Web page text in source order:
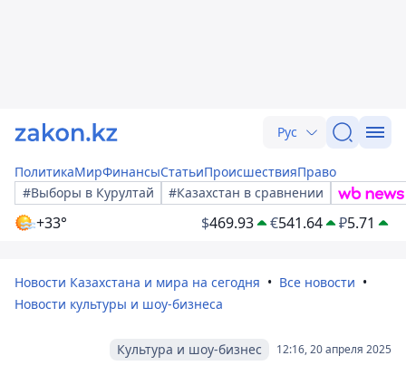
Рус
ПолитикаМирФинансыСтатьиПроисшествияПраво
#Выборы в Курултай
#Казахстан в сравнении
+33° $469.93 €541.64 ₽5.71
Новости Казахстана и мира на сегодня
Все новости
Новости культуры и шоу-бизнеса
12:16, 20 апреля 2025
Культура и шоу-бизнес